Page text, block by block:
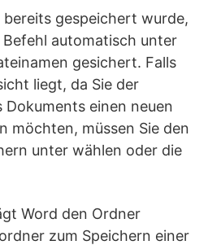
gespeichert wurde,
automatisch unter
gesichert. Falls
liegt, da Sie der
Dokuments einen neuen
möchten, müssen Sie den
unter wählen oder die
Word den Ordner
zum Speichern einer